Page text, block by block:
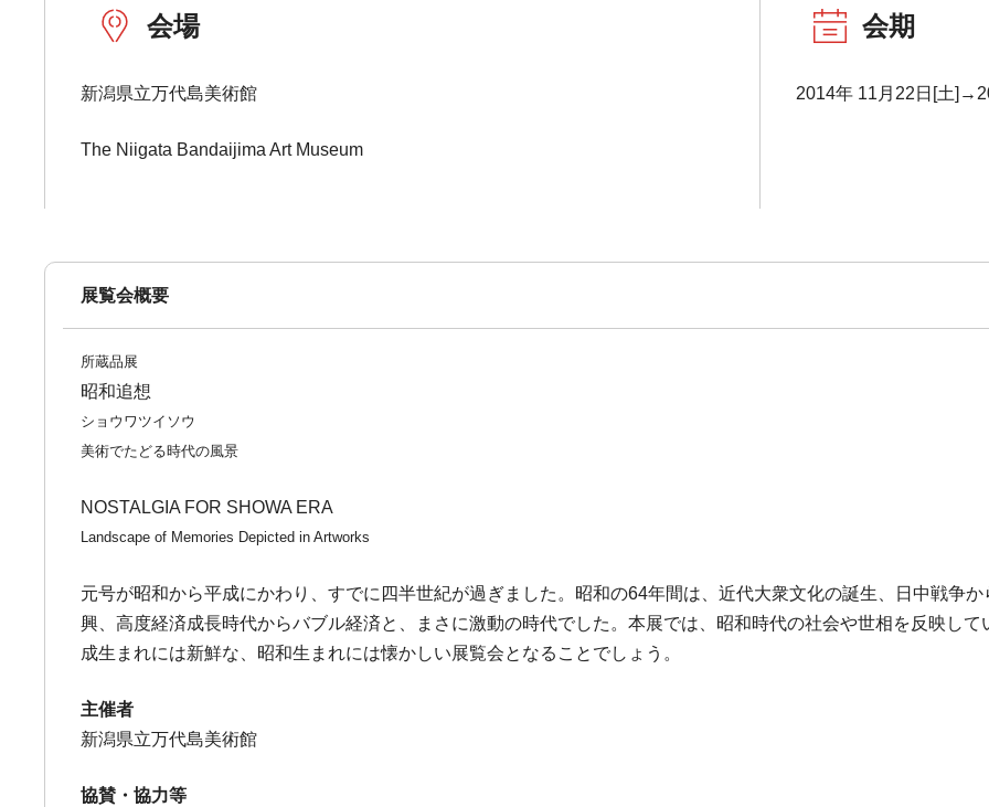
会場
新潟県立万代島美術館
The Niigata Bandaijima Art Museum
会期
2014年 11月22日[土
展覧会概要
所蔵品展
昭和追想
ショウワツイソウ
美術でたどる時代の風景
NOSTALGIA FOR SHOWA ERA
Landscape of Memories Depicted in Artworks
元号が昭和から平成にかわり、すでに四半世紀が過ぎました。昭和の64年間は、近代大衆文化の誕生、日中戦争
興、高度経済成長時代からバブル経済と、まさに激動の時代でした。本展では、昭和時代の社会や世相を反映し
成生まれには新鮮な、昭和生まれには懐かしい展覧会となることでしょう。
主催者
新潟県立万代島美術館
協賛・協力等